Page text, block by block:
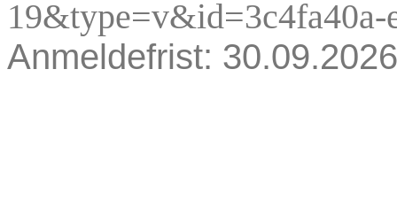
19&type=v&id=3c4fa40a-
Anmeldefrist: 30.09.2026